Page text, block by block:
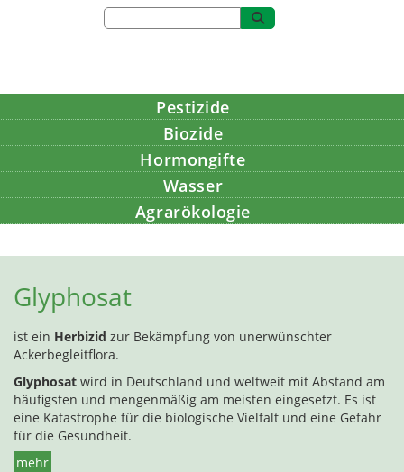
Pestizide
Biozide
Hormongifte
Wasser
Agrarökologie
Glyphosat
ist ein Herbizid zur Bekämpfung von unerwünschter
Ackerbegleitflora.
Glyphosat wird in Deutschland und weltweit mit Abstand am
häufigsten und mengenmäßig am meisten eingesetzt. Es ist
eine Katastrophe für die biologische Vielfalt und eine Gefahr
für die Gesundheit.
mehr